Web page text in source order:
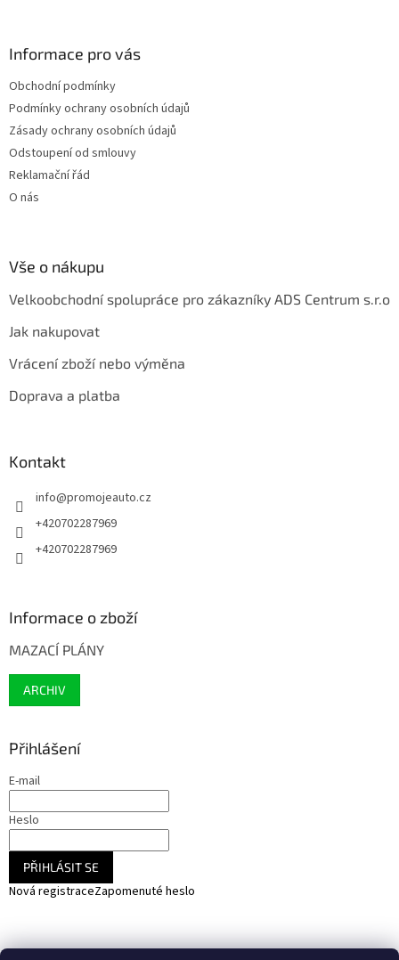
Informace pro vás
Obchodní podmínky
Podmínky ochrany osobních údajů
Zásady ochrany osobních údajů
Odstoupení od smlouvy
Reklamační řád
O nás
Vše o nákupu
Velkoobchodní spolupráce pro zákazníky ADS Centrum s.r.o
Jak nakupovat
Vrácení zboží nebo výměna
Doprava a platba
Kontakt
info@promojeauto.cz
+420702287969
+420702287969
Informace o zboží
MAZACÍ PLÁNY
ARCHIV
Přihlášení
E-mail
Heslo
PŘIHLÁSIT SE
Nová registraceZapomenuté heslo